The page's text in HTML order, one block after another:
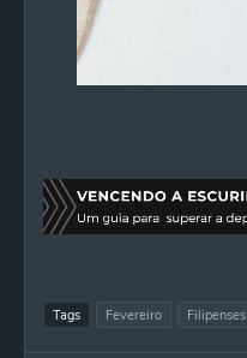
Tags Fevereiro Filipenses